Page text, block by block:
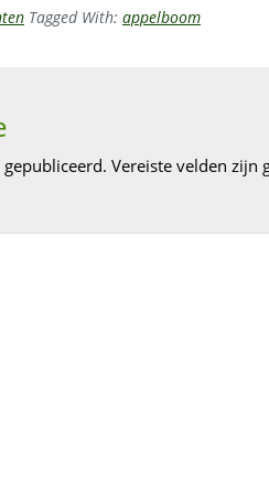
Tagged With: appelboom
Vereiste velden zijn